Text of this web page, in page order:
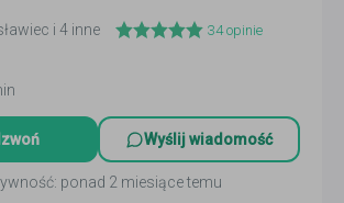
i 4 inne
34opinie
Wyślij wiadomość
ponad 2 miesiące temu